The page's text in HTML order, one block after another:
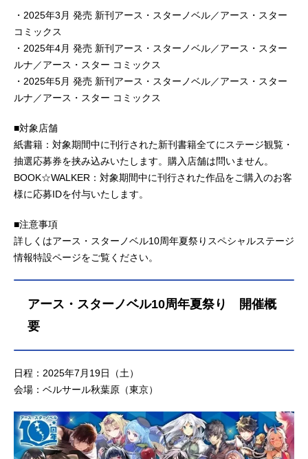
・2025年3月 発売 新刊アース・スターノベル／アース・スター
コミックス
・2025年4月 発売 新刊アース・スターノベル／アース・スター
ルナ／アース・スター コミックス
・2025年5月 発売 新刊アース・スターノベル／アース・スター
ルナ／アース・スター コミックス
■対象店舗
紙書籍：対象期間中に刊行された新刊書籍全てにステージ観覧・
抽選応募券を挟み込みいたします。購入店舗は問いません。
BOOK☆WALKER：対象期間中に刊行された作品をご購入のお客
様に応募IDを付与いたします。
■注意事項
詳しくはアース・スターノベル10周年夏祭りスペシャルステージ
情報特設ページをご覧ください。
アース・スターノベル10周年夏祭り 開催概
要
日程：2025年7月19日（土）
会場：ベルサール秋葉原（東京）